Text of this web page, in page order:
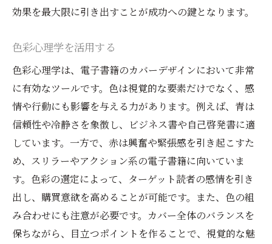
効果を最大限に引き出すことが成功への鍵となります。
色彩心理学を活用する
色彩心理学は、電子書籍のカバーデザインにおいて非常
に有効なツールです。色は視覚的な要素だけでなく、感
情や行動にも影響を与える力があります。例えば、青は
信頼性や冷静さを象徴し、ビジネス書や自己啓発書に適
しています。一方で、赤は興奮や緊張感を引き起こすた
め、スリラーやアクション系の電子書籍に向いていま
す。色彩の選定によって、ターゲット読者の感情を引き
出し、購買意欲を高めることが可能です。また、色の組
み合わせにも注意が必要です。カバー全体のバランスを
保ちながら、目立つポイントを作ることで、視覚的な魅